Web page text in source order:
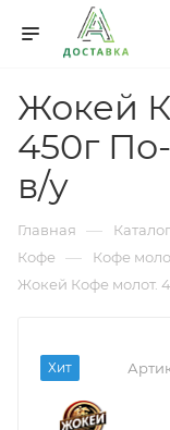
Жокей
450г
в/у
Главная — Каталог
Кофе — Кофе
Жокей Кофе молот.
Хит